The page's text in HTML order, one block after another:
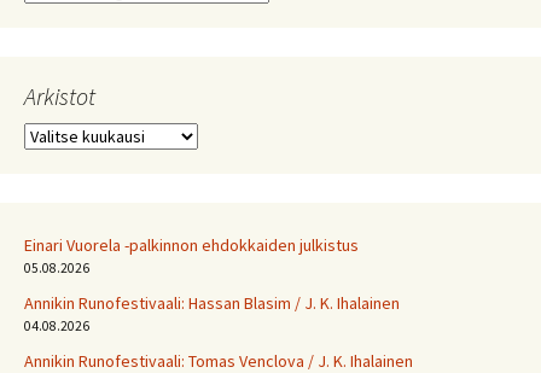
Arkistot
Arkistot
Einari Vuorela -palkinnon ehdokkaiden julkistus
05.08.2026
Annikin Runofestivaali: Has­san Bla­sim / J. K. Ihalainen
04.08.2026
Annikin Runofestivaali: Tomas Venclova / J. K. Ihalainen